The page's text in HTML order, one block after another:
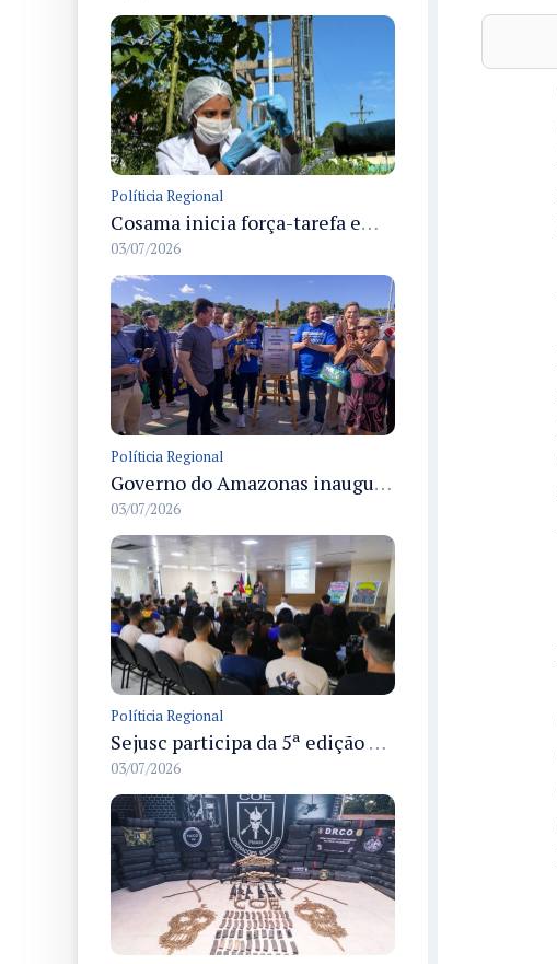
Políticia Regional
Cosama inicia força-tarefa em Anamã para fortalecer abastecimento de água e segurança hídrica da população
03/07/2026
Políticia Regional
Governo do Amazonas inaugura primeiro Castramóvel Fluvial para atendimento veterinário às comunidades ribeirinhas e castração gratuita
03/07/2026
Políticia Regional
Sejusc participa da 5ª edição do Caminhos Literários com foco na cultura hip-hop nas unidades socioeducativas
03/07/2026